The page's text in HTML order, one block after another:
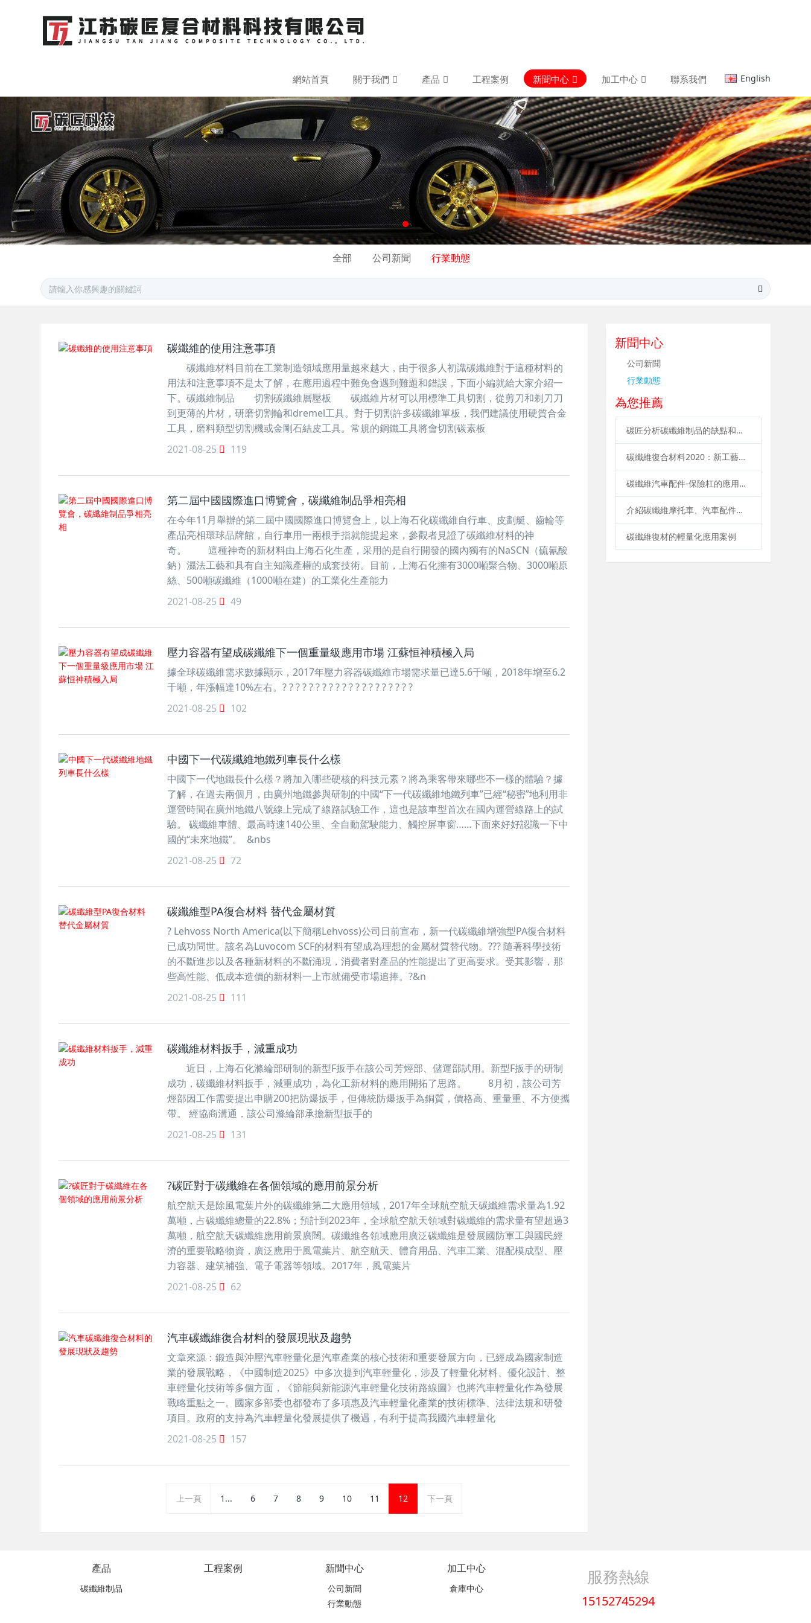
網站首頁 關于我們 產品 工程案例 新聞中心 加工中心 聯系我們 English
全部 公司新聞 行業動態
碳纖維的使用注意事項
碳纖維材料目前在工業制造領域應用量越來越大，由于很多人初識碳纖維對于這種材料的
用法和注意事項不是太了解，在應用過程中難免會遇到難題和錯誤，下面小編就給大家介紹一
下。碳纖維制品 切割碳纖維層壓板 碳纖維片材可以用標準工具切割，從剪刀和剃刀刀
到更薄的片材，研磨切割輪和dremel工具。對于切割許多碳纖維單板，我們建議使用硬質合金
工具，磨料類型切割機或金剛石結皮工具。常規的鋼鐵工具將會切割碳素板
2021-08-25
119
第二屆中國國際進口博覽會，碳纖維制品爭相亮相
在今年11月舉辦的第二屆中國國際進口博覽會上，以上海石化碳纖維自行車、皮劃艇、齒輪等
產品亮相環球品牌館，自行車用一兩根手指就能提起來，參觀者見證了碳纖維材料的神
奇。 這種神奇的新材料由上海石化生產，采用的是自行開發的國內獨有的NaSCN（硫氰酸
鈉）濕法工藝和具有自主知識產權的成套技術。目前，上海石化擁有3000噸聚合物、3000噸原
絲、500噸碳纖維（1000噸在建）的工業化生產能力
2021-08-25
49
壓力容器有望成碳纖維下一個重量級應用市場 江蘇恒神積極入局
據全球碳纖維需求數據顯示，2017年壓力容器碳纖維市場需求量已達5.6千噸，2018年增至6.2
千噸，年漲幅達10%左右。? ? ? ? ? ? ? ? ? ? ? ? ? ? ? ? ? ? ? ?
2021-08-25
102
中國下一代碳纖維地鐵列車長什么樣
中國下一代地鐵長什么樣？將加入哪些硬核的科技元素？將為乘客帶來哪些不一樣的體驗？據
了解，在過去兩個月，由廣州地鐵參與研制的中國“下一代碳纖維地鐵列車”已經“秘密”地利用非
運營時間在廣州地鐵八號線上完成了線路試驗工作，這也是該車型首次在國內運營線路上的試
驗。 碳纖維車體、最高時速140公里、全自動駕駛能力、觸控屏車窗……下面來好好認識一下中
國的“未來地鐵”。 &nbs
2021-08-25
72
碳纖維型PA復合材料 替代金屬材質
? Lehvoss North America(以下簡稱Lehvoss)公司日前宣布，新一代碳纖維增強型PA復合材料
已成功問世。該名為Luvocom SCF的材料有望成為理想的金屬材質替代物。??? 隨著科學技術
的不斷進步以及各種新材料的不斷涌現，消費者對產品的性能提出了更高要求。受其影響，那
些高性能、低成本造價的新材料一上市就備受市場追捧。?&n
2021-08-25
111
碳纖維材料扳手，減重成功
近日，上海石化滌綸部研制的新型F扳手在該公司芳烴部、儲運部試用。新型F扳手的研制
成功，碳纖維材料扳手，減重成功，為化工新材料的應用開拓了思路。 8月初，該公司芳
烴部因工作需要提出申購200把防爆扳手，但傳統防爆扳手為銅質，價格高、重量重、不方便攜
帶。 經協商溝通，該公司滌綸部承擔新型扳手的
2021-08-25
131
?碳匠對于碳纖維在各個領域的應用前景分析
航空航天是除風電葉片外的碳纖維第二大應用領域，2017年全球航空航天碳纖維需求量為1.92
萬噸，占碳纖維總量的22.8%；預計到2023年，全球航空航天領域對碳纖維的需求量有望超過3
萬噸，航空航天碳纖維應用前景廣闊。碳纖維各領域應用廣泛碳纖維是發展國防軍工與國民經
濟的重要戰略物資，廣泛應用于風電葉片、航空航天、體育用品、汽車工業、混配模成型、壓
力容器、建筑補強、電子電器等領域。2017年，風電葉片
2021-08-25
62
汽車碳纖維復合材料的發展現狀及趨勢
文章來源：鍛造與沖壓汽車輕量化是汽車產業的核心技術和重要發展方向，已經成為國家制造
業的發展戰略，《中國制造2025》中多次提到汽車輕量化，涉及了輕量化材料、優化設計、整
車輕量化技術等多個方面，《節能與新能源汽車輕量化技術路線圖》也將汽車輕量化作為發展
戰略重點之一。國家多部委也都發布了多項惠及汽車輕量化產業的技術標準、法律法規和研發
項目。政府的支持為汽車輕量化發展提供了機遇，有利于提高我國汽車輕量化
2021-08-25
157
上一頁 1... 6 7 8 9 10 11 12 下一頁
新聞中心
公司新聞
行業動態
為您推薦
碳匠分析碳纖維制品的缺點和優點
碳纖維復合材料2020：新工藝、新材料、新應用
碳纖維汽車配件-保險杠的應用要點
介紹碳纖維摩托車、汽車配件的優勢
碳纖維復材的輕量化應用案例
產品
碳纖維制品
工程案例 新聞中心
公司新聞
行業動態
加工中心
倉庫中心
服務熱線
15152745294